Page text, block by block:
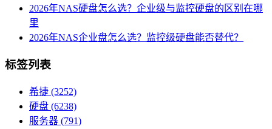
2026年NAS硬盘怎么选？企业级与监控硬盘的区别在哪
里
2026年NAS企业盘怎么选？监控级硬盘能否替代？
标签列表
希捷 (3252)
硬盘 (6238)
服务器 (791)